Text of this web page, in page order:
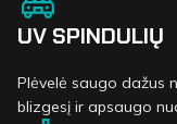
UV SPINDULIŲ
Plėvelė saugo dažus
blizgesį ir apsaugo